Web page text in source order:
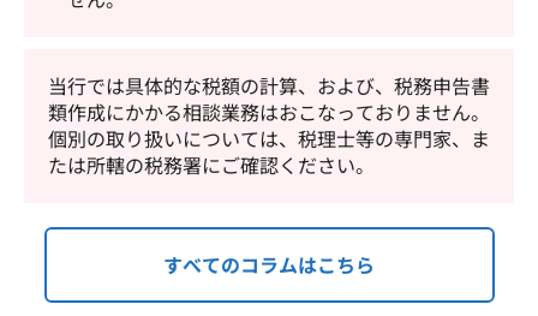
当行では具体的な税額の計算、および、税務申告書
類作成にかかる相談業務はおこなっておりません。
個別の取り扱いについては、税理士等の専門家、ま
たは所轄の税務署にご確認ください。
すべてのコラムはこちら